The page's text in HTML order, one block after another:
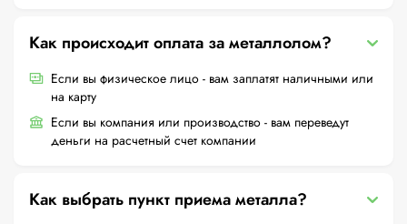
Как происходит оплата за металлолом?
Если вы физическое лицо - вам заплатят наличными или
на карту
Если вы компания или производство - вам переведут
деньги на расчетный счет компании
Как выбрать пункт приема металла?